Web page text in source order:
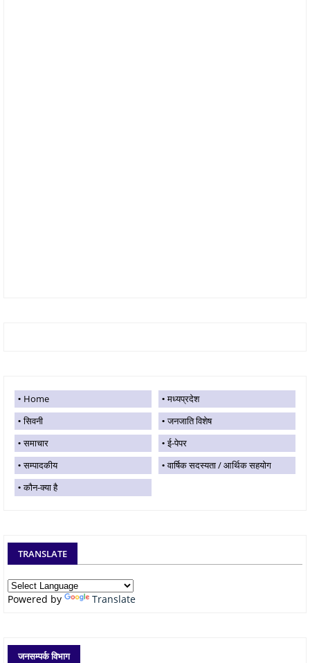
Home
मध्यप्रदेश
सिवनी
जनजाति विशेष
समाचार
ई-पेपर
सम्पादकीय
वार्षिक सदस्यता / आर्थिक सहयोग
कौन-क्या है
TRANSLATE
Powered by Translate
जनसम्पर्क विभाग